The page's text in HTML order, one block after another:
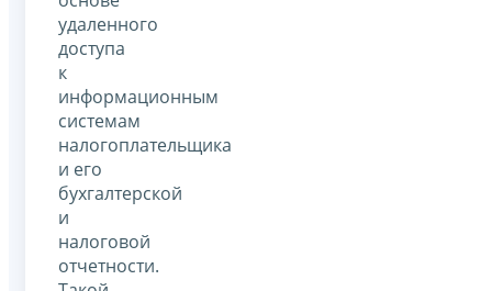
удаленного
доступа
к
информационным
системам
налогоплательщика
и его
бухгалтерской
и
налоговой
отчетности.